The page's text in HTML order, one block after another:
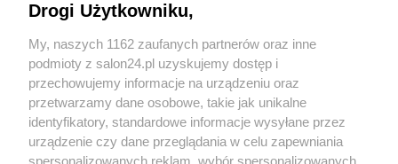
Sport
Społeczeństwo
Kultura
Drogi Użytkowniku,
My, naszych 1162 zaufanych partnerów oraz inne
podmioty z salon24.pl uzyskujemy dostęp i
przechowujemy informacje na urządzeniu oraz
przetwarzamy dane osobowe, takie jak unikalne
identyfikatory, standardowe informacje wysyłane przez
urządzenie czy dane przeglądania w celu zapewniania
spersonalizowanych reklam, wybór spersonalizowanych